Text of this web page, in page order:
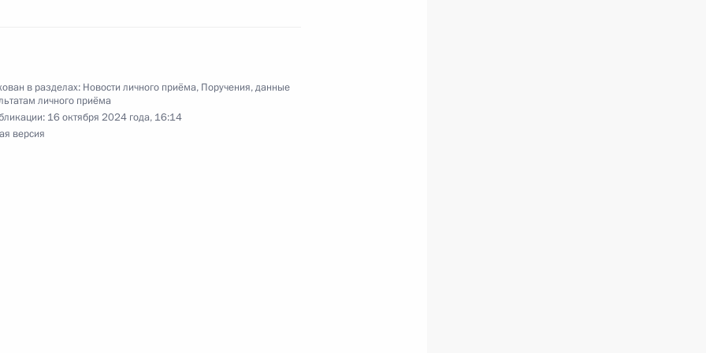
в разделах: Новости личного приёма, Поручения, данные
личного приёма
16 октября 2024 года, 16:14
версия